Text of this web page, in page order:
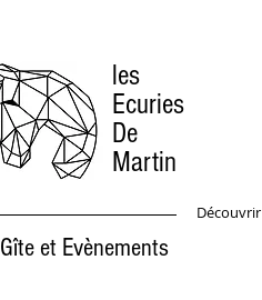
les
Ecuries
De
Martin
Gîte et Evènements
Découvrir